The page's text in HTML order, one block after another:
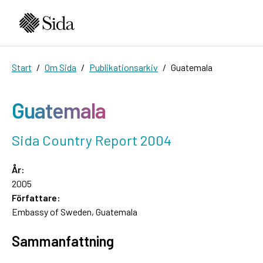
Start Om Sida Publikationsarkiv Guatemala
Guatemala
Sida Country Report 2004
År:
2005
Författare:
Embassy of Sweden, Guatemala
Sammanfattning